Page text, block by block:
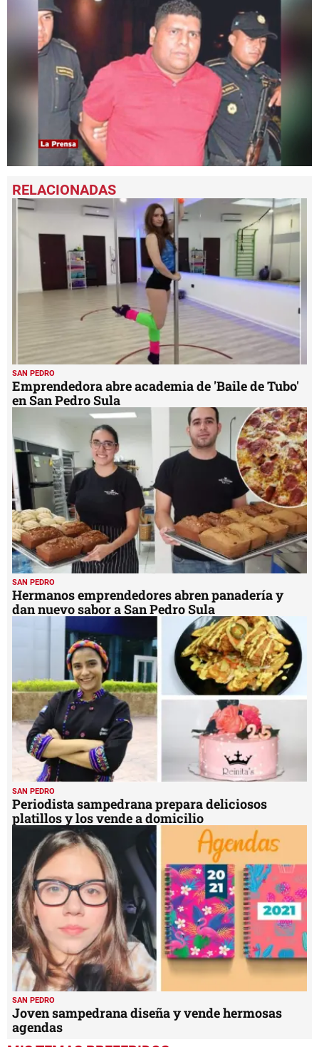
seconds
of
seconds
SAN PEDRO
Emprendedora abre academia de 'Baile de Tubo'
en San Pedro Sula
SAN PEDRO
Hermanos emprendedores abren panadería y
dan nuevo sabor a San Pedro Sula
SAN PEDRO
Periodista sampedrana prepara deliciosos
platillos y los vende a domicilio
SAN PEDRO
Joven sampedrana diseña y vende hermosas
agendas